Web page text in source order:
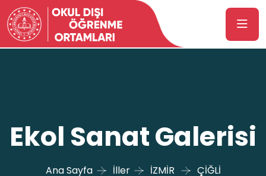
Ekol Sanat Galerisi
Ana Sayfa İller İZMİR ÇİĞLİ